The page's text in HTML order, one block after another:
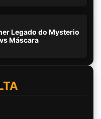
Legado do Mysterio
Máscara